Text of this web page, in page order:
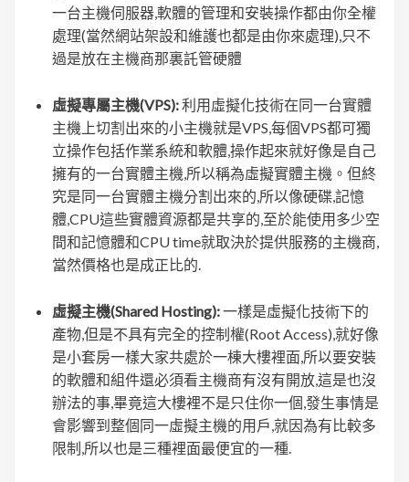
一台主機伺服器,軟體的管理和安裝操作都由你全權
處理(當然網站架設和維護也都是由你來處理),只不
過是放在主機商那裏託管硬體
虛擬專屬主機(VPS):利用虛擬化技術在同一台實體
主機上切割出來的小主機就是VPS,每個VPS都可獨
立操作包括作業系統和軟體,操作起來就好像是自己
擁有的一台實體主機,所以稱為虛擬實體主機。但終
究是同一台實體主機分割出來的,所以像硬碟,記憶
體,CPU這些實體資源都是共享的,至於能使用多少空
間和記憶體和CPU time就取決於提供服務的主機商,
當然價格也是成正比的.
虛擬主機(Shared Hosting):一樣是虛擬化技術下的
產物,但是不具有完全的控制權(Root Access),就好像
是小套房一樣大家共處於一棟大樓裡面,所以要安裝
的軟體和組件還必須看主機商有沒有開放,這是也沒
辦法的事,畢竟這大樓裡不是只住你一個,發生事情是
會影響到整個同一虛擬主機的用戶,就因為有比較多
限制,所以也是三種裡面最便宜的一種.